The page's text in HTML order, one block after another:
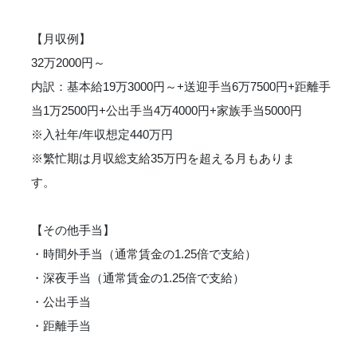
【月収例】
32万2000円～
内訳：基本給19万3000円～+送迎手当6万7500円+距離手
当1万2500円+公出手当4万4000円+家族手当5000円
※入社年/年収想定440万円
※繁忙期は月収総支給35万円を超える月もありま
す。
【その他手当】
・時間外手当（通常賃金の1.25倍で支給）
・深夜手当（通常賃金の1.25倍で支給）
・公出手当
・距離手当